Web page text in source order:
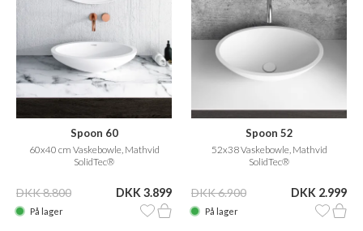
Spoon 60
60x40 cm Vaskebowle, Mathvid
SolidTec®
DKK 8.800 DKK 3.899
På lager
Spoon 52
52x38 Vaskebowle, Mathvid
SolidTec®
DKK 6.900 DKK 2.999
På lager